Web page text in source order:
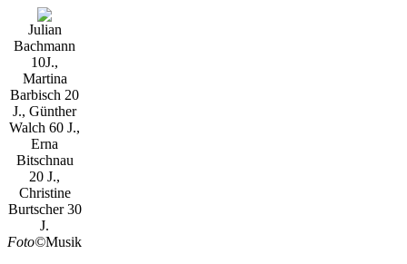
Julian
Bachmann
10J.,
Martina
Barbisch 20
J., Günther
Walch 60 J.,
Erna
Bitschnau
20 J.,
Christine
Burtscher 30
J.
Foto©Musik